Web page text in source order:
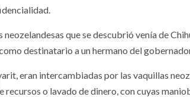
que se descubrió venía de
destinatario a un hermano del
eran intercambiadas por las vaquillas
o lavado de dinero, con cuyas